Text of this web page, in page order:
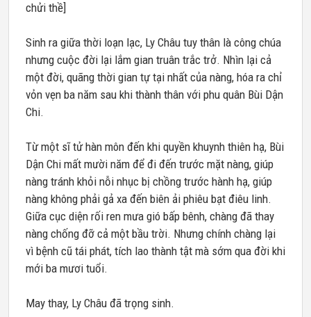
chửi thề]
Sinh ra giữa thời loạn lạc, Ly Châu tuy thân là công chúa
nhưng cuộc đời lại lắm gian truân trắc trở. Nhìn lại cả
một đời, quãng thời gian tự tại nhất của nàng, hóa ra chỉ
vỏn vẹn ba năm sau khi thành thân với phu quân Bùi Dận
Chi.
Từ một sĩ tử hàn môn đến khi quyền khuynh thiên hạ, Bùi
Dận Chi mất mười năm để đi đến trước mặt nàng, giúp
nàng tránh khỏi nỗi nhục bị chồng trước hành hạ, giúp
nàng không phải gả xa đến biên ải phiêu bạt điêu linh.
Giữa cục diện rối ren mưa gió bấp bênh, chàng đã thay
nàng chống đỡ cả một bầu trời. Nhưng chính chàng lại
vì bệnh cũ tái phát, tích lao thành tật mà sớm qua đời khi
mới ba mươi tuổi.
May thay, Ly Châu đã trọng sinh.